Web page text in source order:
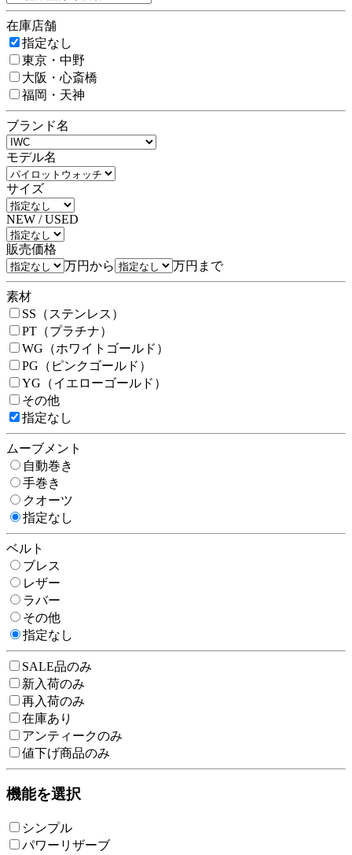
在庫店舗
指定なし
東京・中野
大阪・心斎橋
福岡・天神
ブランド名
モデル名
サイズ
NEW / USED
販売価格
万円から
万円まで
素材
SS（ステンレス）
PT（プラチナ）
WG（ホワイトゴールド）
PG（ピンクゴールド）
YG（イエローゴールド）
その他
指定なし
ムーブメント
自動巻き
手巻き
クオーツ
指定なし
ベルト
ブレス
レザー
ラバー
その他
指定なし
SALE品のみ
新入荷のみ
再入荷のみ
在庫あり
アンティークのみ
値下げ商品のみ
機能を選択
シンプル
パワーリザーブ